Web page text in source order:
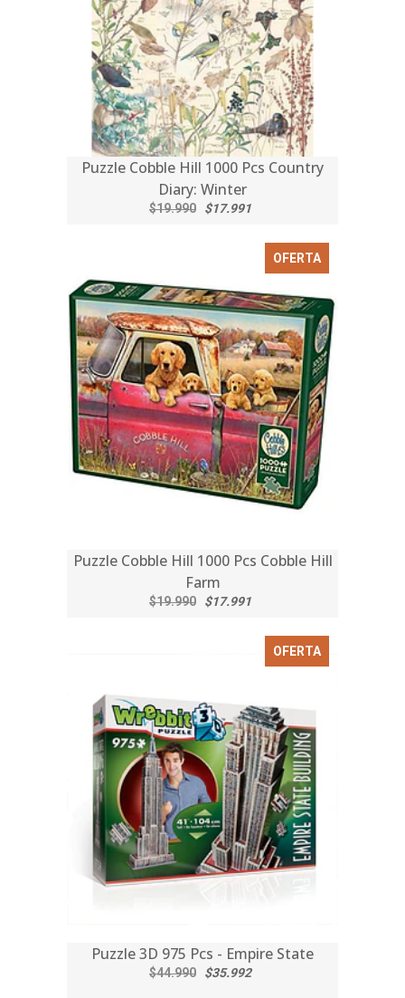
Puzzle Cobble Hill 1000 Pcs Country
Diary: Winter
$19.990 $17.991
OFERTA
Puzzle Cobble Hill 1000 Pcs Cobble Hill
Farm
$19.990 $17.991
OFERTA
Puzzle 3D 975 Pcs - Empire State
$44.990 $35.992